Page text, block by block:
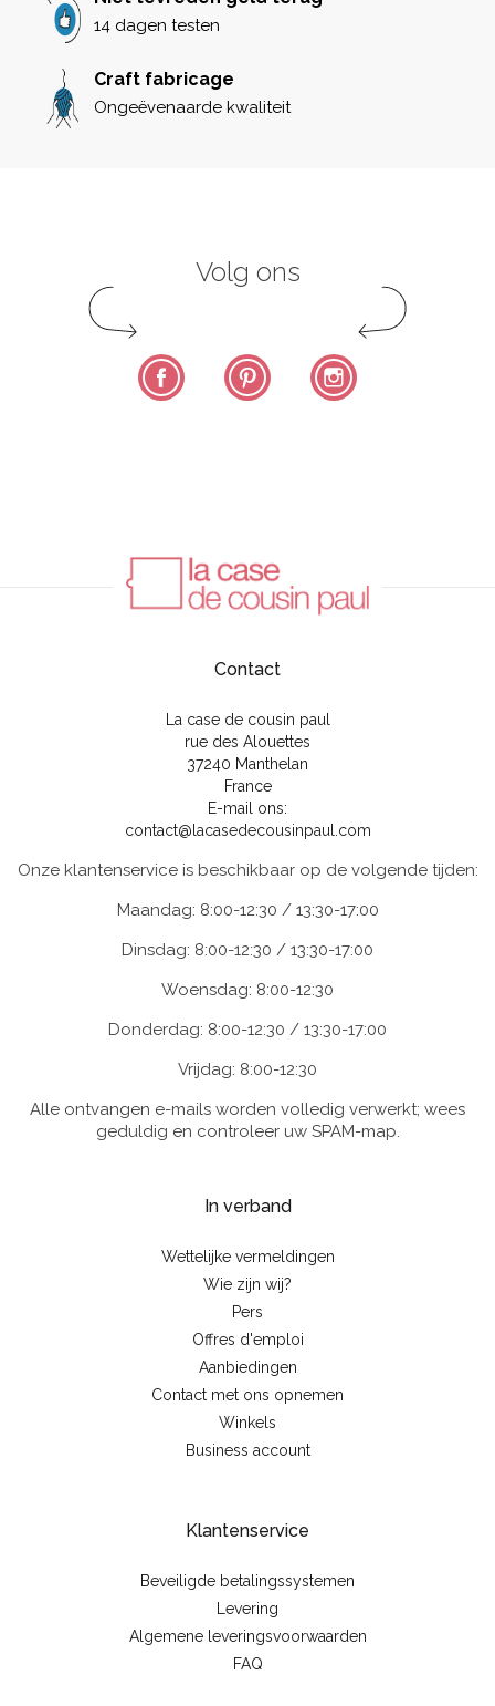
14 dagen testen
Craft fabricage
Ongeëvenaarde kwaliteit
Volg ons
Facebook Pinterest
Contact
La case de cousin paul
rue des Alouettes
37240 Manthelan
France
E-mail ons:
contact@lacasedecousinpaul.com
Onze klantenservice is beschikbaar op de volgende tijden:
Maandag: 8:00-12:30 / 13:30-17:00
Dinsdag: 8:00-12:30 / 13:30-17:00
Woensdag: 8:00-12:30
Donderdag: 8:00-12:30 / 13:30-17:00
Vrijdag: 8:00-12:30
Alle ontvangen e-mails worden volledig verwerkt; wees
geduldig en controleer uw SPAM-map.
In verband
Wettelijke vermeldingen
Wie zijn wij?
Pers
Offres d'emploi
Aanbiedingen
Contact met ons opnemen
Winkels
Business account
Klantenservice
Beveiligde betalingssystemen
Levering
Algemene leveringsvoorwaarden
FAQ